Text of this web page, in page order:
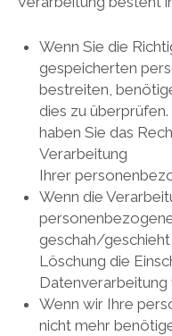
Wenn Sie die
gespeicherten
bestreiten,
dies zu
haben Sie das
Verarbeitung
Ihrer
Wenn die
geschah/
Löschung die
Datenverarbeitung
Wenn wir Ihre
nicht mehr